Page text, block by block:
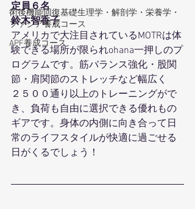
術後機能回復基礎生理学・解剖学・栄養学・
ファシア養成コース
APF養成コース
定員６名
鈴木智香子
アメリカで大注目されているMOTRは体
験できる場所が限られohana一押しのプ
ログラムです。筋バランス強化・股関
節・肩関節のストレッチなど幅広く
２５００通り以上のトレーニングがで
き、負荷も自由に選択できる優れもの
ギアです。身体の内側に向き合って日
常のライフスタイルが快適に過ごせる
日がくるでしょう！